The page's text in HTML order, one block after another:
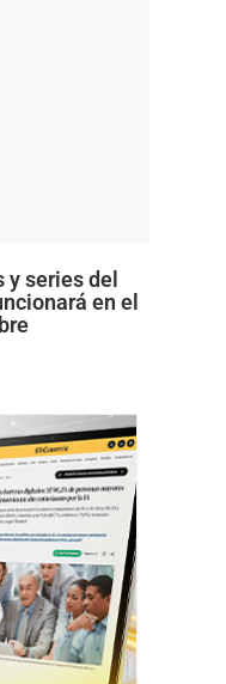
y series del
en el